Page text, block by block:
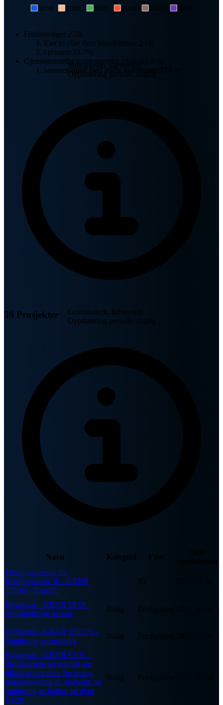
2019 2020 2021 2022
Fritidsboliger:2.3K
Eier to eller flere eiendommer:
i prosent:23.7%
Gjennomsnittlig tomtestørrelse enebolig:
sammenlignet med andre kommuner:
Matrikkelen, kartverket
Oppdatering periode: daglig
59 Prosjekter
Grunnboken, kartverket
Oppdatering periode: daglig
Navn Kategori
Detaljregulering for
Rosfjordveien 36 - GBNR
171/63 - PlanID:
IG
Byggesak - GBNR 58/58 -
fritidsbolig og garasje
Bolig Ferdigattest
Byggesak - GBNR 155/271 -
Oppføring av enebolig
Bolig Ferdigattest
Byggesak - GBNR 63/20 -
dispensasjon og søknad om
tillatelse i ett trinn for riving,
totalrenovering av enebolig og
oppføring av båthus på gbnr
63/20
Bolig Ferdigattest